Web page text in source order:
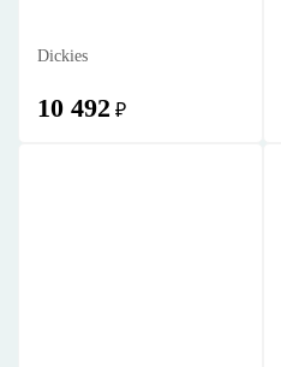
Dickies
10 492 ₽